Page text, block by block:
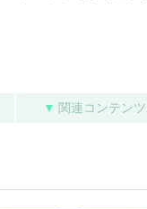
▼ 関連コンテンツ